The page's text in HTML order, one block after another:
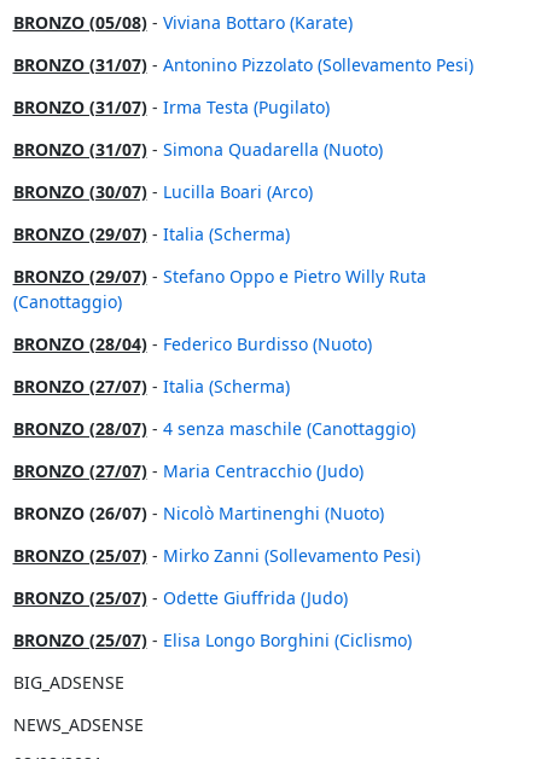
BRONZO (05/08)- Viviana Bottaro (Karate)
BRONZO (31/07)- Antonino Pizzolato (Sollevamento Pesi)
BRONZO (31/07)- Irma Testa (Pugilato)
BRONZO (31/07)- Simona Quadarella (Nuoto)
BRONZO (30/07)- Lucilla Boari (Arco)
BRONZO (29/07)- Italia (Scherma)
BRONZO (29/07)- Stefano Oppo e Pietro Willy Ruta
(Canottaggio)
BRONZO (28/04)- Federico Burdisso (Nuoto)
BRONZO (27/07)- Italia (Scherma)
BRONZO (28/07)- 4 senza maschile (Canottaggio)
BRONZO (27/07)- Maria Centracchio (Judo)
BRONZO (26/07) - Nicolò Martinenghi (Nuoto)
BRONZO (25/07)- Mirko Zanni (Sollevamento Pesi)
BRONZO (25/07)- Odette Giuffrida (Judo)
BRONZO (25/07)- Elisa Longo Borghini (Ciclismo)
BIG_ADSENSE
NEWS_ADSENSE